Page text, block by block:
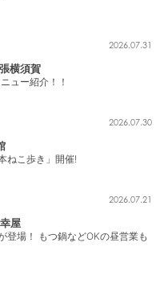
2026.07.31
横須賀
ュー紹介！！
2026.07.30
ねこ歩き」開催!
2026.07.21
屋
登場！ もつ鍋などOKの昼営業も